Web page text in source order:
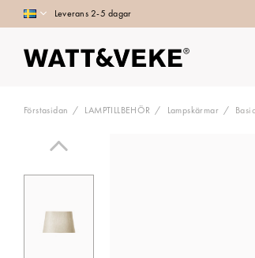
Leverans 2-5 dagar
Förstasidan LAMPTILLBEHÖR Lampskärmar